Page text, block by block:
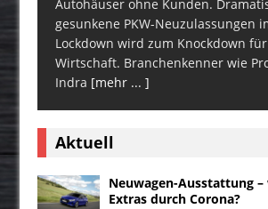
Autohäuser ohne Kunden.
gesunkene PKW-Neuzulassungen
Lockdown wird zum Knockdown
Wirtschaft. Branchenkenner wie
Indra [mehr ... ]
Aktuell
Neuwagen-Ausstattung –
Extras durch Corona?